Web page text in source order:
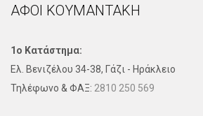
ΑΦΟΙ ΚΟΥΜΑΝΤΑΚΗ
1ο Κατάστημα:
Ελ. Βενιζέλου 34-38, Γάζι - Ηράκλειο
Τηλέφωνo & ΦΑΞ: 2810 250 569